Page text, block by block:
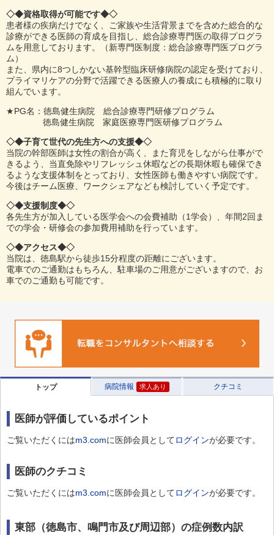
◇◆資格取得が可能です◆◇
患者様の疾病だけでなく、ご家族や生活背景までを含めた総合的な
診療ができる医師の育成を目指し、総合診療専門医の取得プログラ
ムを用意しております。（新専門医制度：総合診療専門医プログラ
ム）
また、県内に8つしかない基幹型臨床研修病院の認定を受けており、
プライマリケアの分野で活躍できる医療人の養成にも積極的に取り
組んでいます。
★PG名：徳島健生病院 総合診療専門研修プログラム
徳島健生病院 家庭医療専門医研修プログラム
◇◆子育て世代の先生方への支援◆◇
当院の幹部医師は女性の割合が高く、また育児をしながら仕事がで
きるよう、当直免除やリフレッシュ休暇などの長期休暇も確保でき
るような支援体制をとっており、女性医師も働きやすい病院です。
今後はチーム医療、ワークシェアなども検討していく予定です。
◇◆支援制度◆◇
各先生方が加入している医学会への会費補助（1学会）、年間2回ま
での学会・研修会の参加費用補助を行っています。
◇◆アクセス◆◇
当院は、徳島駅から徒歩15分程度の距離にございます。
電車でのご通勤はもちろん、駐車場のご用意がございますので、お
車でのご通勤も可能です。
トップ 病院情報 求人あり クチコミ
医師が評価しているポイント
ご覧いただくにはm3.comに医師会員としてログインが必要です。
医師のクチコミ
ご覧いただくにはm3.comに医師会員としてログインが必要です。
東部（徳島市、鳴門市及び周辺部） の症例数内訳